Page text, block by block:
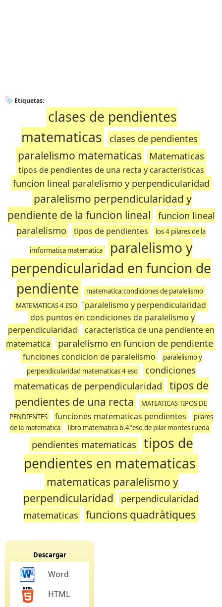
Etiquetas:
clases de pendientes
matematicas
clases de pendientes
paralelismo matematicas Matematicas
tipos de pendientes de una recta y caracteristicas
funcion lineal paralelismo y perpendicularidad
paralelismo perpendicularidad y
pendiente de la funcion lineal
funcion lineal
paralelismo
tipos de pendientes los 4 pilares de la
imformatica matematica
paralelismo y
perpendicularidad en funcion de
pendiente
matematica:condiciones de paralelismo
MATEMATICAS 4 ESO
́paralelismo y perpendicularidad
dos puntos en condiciones de paralelismo y
perpendicularidad
caracteristica de una pendiente en
matematica
paralelismo en funcion de pendiente
funciones condicion de paralelismo
paralelismo y
perpendicularidad matematicas 4 eso
condiciones
matematicas de perpendicularidad
tipos de
pendientes de una recta
MATEATICAS TIPOS DE
PENDIENTES
funciones matematicas pendientes
pilares
de la matematica
libro matematica b.4°eso de pilar montes rueda
pendientes matematicas
tipos de
pendientes en matematicas
matematicas paralelismo y
perpendicularidad
perpendicularidad
matematicas
funcions quadràtiques
Descargar
Word
HTML